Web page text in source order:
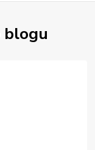
blogu